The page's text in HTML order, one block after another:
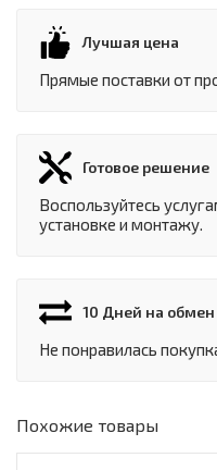
Лучшая цена
Прямые поставки от
Готовое решение
Воспользуйтесь
установке и монтажу.
10 Дней на обмен
Не понравилась
Похожие товары